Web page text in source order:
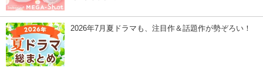
2026年7月夏ドラマも、注目作＆話題作が勢ぞろい！